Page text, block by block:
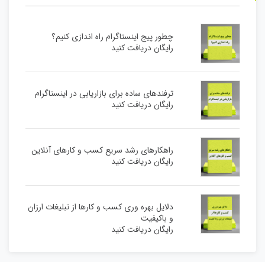
چطور پیج اینستاگرام راه اندازی کنیم؟
رایگان دریافت کنید
ترفندهای ساده برای بازاریابی در اینستاگرام
رایگان دریافت کنید
راهکارهای رشد سریع کسب و کارهای آنلاین
رایگان دریافت کنید
دلایل بهره وری کسب و کارها از تبلیغات ارزان
و باکیفیت
رایگان دریافت کنید